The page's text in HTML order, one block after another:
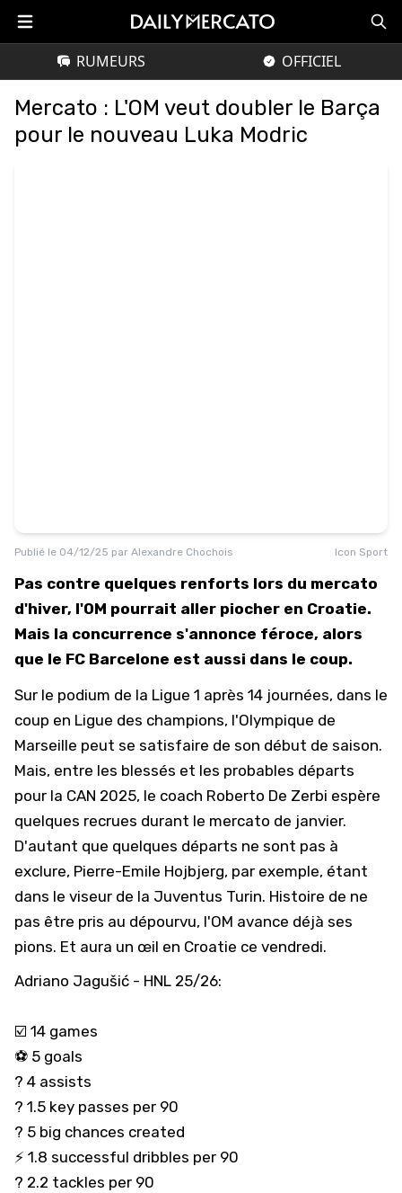
RUMEURS OFFICIEL
Mercato : L'OM veut doubler le Barça
pour le nouveau Luka Modric
Publié le 04/12/25 par Alexandre Chochois Icon Sport
Pas contre quelques renforts lors du mercato
d'hiver, l'OM pourrait aller piocher en Croatie.
Mais la concurrence s'annonce féroce, alors
que le FC Barcelone est aussi dans le coup.
Sur le podium de la Ligue 1 après 14 journées, dans le
coup en Ligue des champions, l'Olympique de
Marseille peut se satisfaire de son début de saison.
Mais, entre les blessés et les probables départs
pour la CAN 2025, le coach Roberto De Zerbi espère
quelques recrues durant le mercato de janvier.
D'autant que quelques départs ne sont pas à
exclure, Pierre-Emile Hojbjerg, par exemple, étant
dans le viseur de la Juventus Turin. Histoire de ne
pas être pris au dépourvu, l'OM avance déjà ses
pions. Et aura un œil en Croatie ce vendredi.
Adriano Jagušić - HNL 25/26:
☑️ 14 games
⚽️ 5 goals
?️ 4 assists
? 1.5 key passes per 90
? 5 big chances created
⚡️ 1.8 successful dribbles per 90
?️ 2.2 tackles per 90